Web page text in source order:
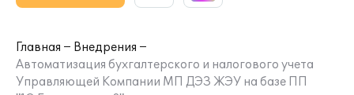
Главная
Внедрения
Автоматизация бухгалтерского и налогового учета
Управляющей Компании МП ДЭЗ ЖЭУ на базе ПП